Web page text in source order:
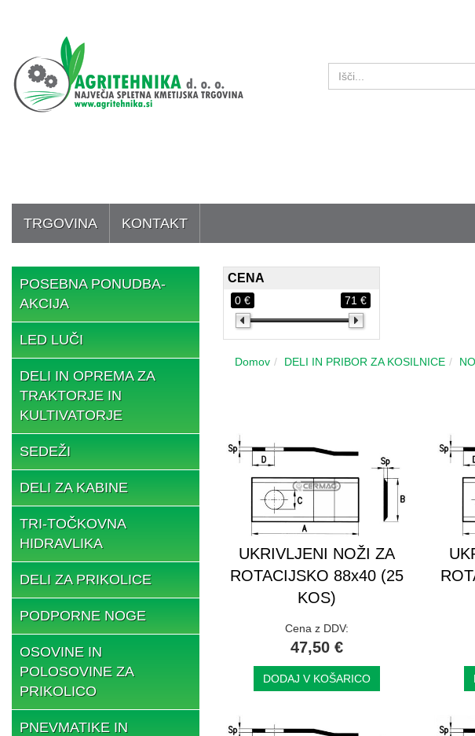
TRGOVINA KONTAKT
POSEBNA PONUDBA-
AKCIJA
LED LUČI
DELI IN OPREMA ZA
TRAKTORJE IN
KULTIVATORJE
SEDEŽI
DELI ZA KABINE
TRI-TOČKOVNA
HIDRAVLIKA
DELI ZA PRIKOLICE
PODPORNE NOGE
OSOVINE IN
POLOSOVINE ZA
PRIKOLICO
PNEVMATIKE IN
CENA
0 € 71 €
Domov DELI IN PRIBOR ZA KOSILNICE
UKRIVLJENI NOŽI ZA
ROTACIJSKO 88x40 (25
KOS)
Cena z DDV:
47,50 €
DODAJ V KOŠARICO